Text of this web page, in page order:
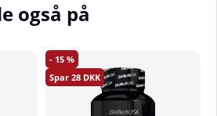
også på
15
28